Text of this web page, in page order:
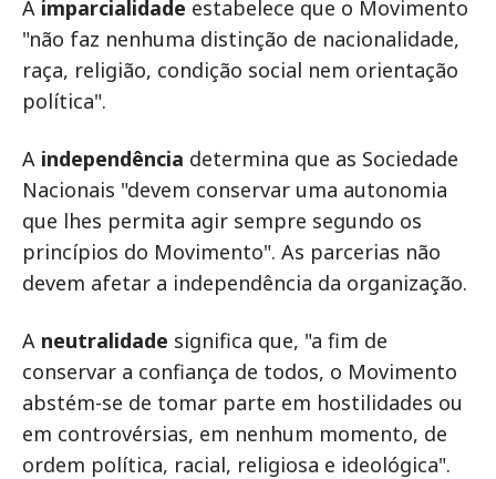
A imparcialidade estabelece que o Movimento
"não faz nenhuma distinção de nacionalidade,
raça, religião, condição social nem orientação
política".
A independência determina que as Sociedade
Nacionais "devem conservar uma autonomia
que lhes permita agir sempre segundo os
princípios do Movimento". As parcerias não
devem afetar a independência da organização.
A neutralidade significa que, "a fim de
conservar a confiança de todos, o Movimento
abstém-se de tomar parte em hostilidades ou
em controvérsias, em nenhum momento, de
ordem política, racial, religiosa e ideológica".